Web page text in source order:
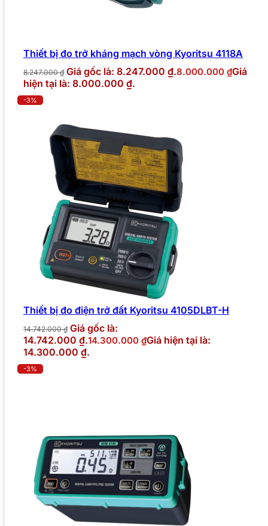
Thiết bị đo trở kháng mạch vòng Kyoritsu 4118A
8.247.000₫ Giá gốc là: 8.247.000 ₫.8.000.000 ₫Giá
hiện tại là: 8.000.000 ₫.
-3%
Thiết bị đo điện trở đất Kyoritsu 4105DLBT-H
14.742.000₫ Giá gốc là:
14.742.000 ₫.14.300.000 ₫Giá hiện tại là:
14.300.000 ₫.
-3%